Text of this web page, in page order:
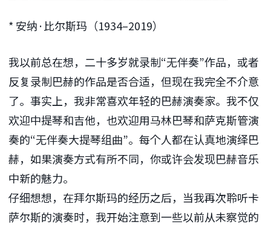
* 安纳·比尔斯玛（1934–2019）
我以前总在想，二十多岁就录制“无伴奏”作品，或者
反复录制巴赫的作品是否合适，但现在我完全不介意
了。事实上，我非常喜欢年轻的巴赫演奏家。我不仅
欢迎中提琴和吉他，也欢迎用马林巴琴和萨克斯管演
奏的“无伴奏大提琴组曲”。每个人都在认真地演绎巴
赫，如果演奏方式有所不同，你或许会发现巴赫音乐
中新的魅力。
仔细想想，在拜尔斯玛的经历之后，当我再次聆听卡
萨尔斯的演奏时，我开始注意到一些以前从未察觉的